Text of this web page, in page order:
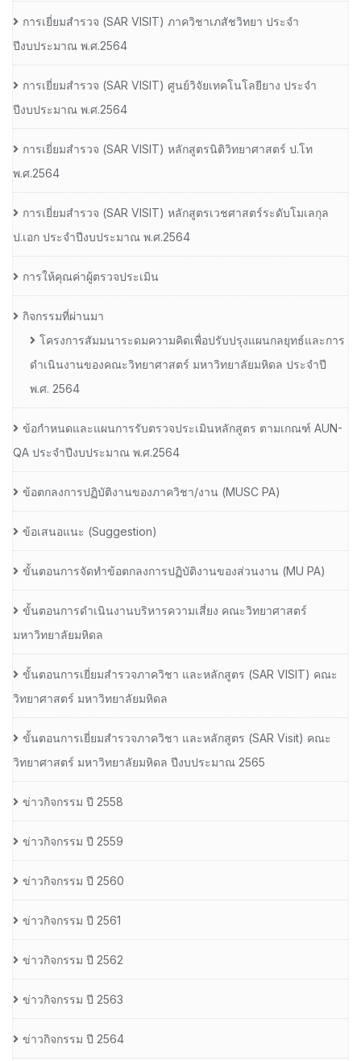
การเยี่ยมสํารวจ (SAR VISIT) ภาควิชาเภสัชวิทยา ประจํา
ปีงบประมาณ พ.ศ.2564
การเยี่ยมสํารวจ (SAR VISIT) ศูนย์วิจัยเทคโนโลยียาง ประจํา
ปีงบประมาณ พ.ศ.2564
การเยี่ยมสํารวจ (SAR VISIT) หลักสูตรนิติวิทยาศาสตร์ ป.โท
พ.ศ.2564
การเยี่ยมสํารวจ (SAR VISIT) หลักสูตรเวชศาสตร์ระดับโมเลกุล
ป.เอก ประจําปีงบประมาณ พ.ศ.2564
การให้คุณค่าผู้ตรวจประเมิน
กิจกรรมที่ผ่านมา
โครงการสัมมนาระดมความคิดเพื่อปรับปรุงแผนกลยุทธ์และการ
ดำเนินงานของคณะวิทยาศาสตร์ มหาวิทยาลัยมหิดล ประจำปี
พ.ศ. 2564
ข้อกำหนดและแผนการรับตรวจประเมินหลักสูตร ตามเกณฑ์ AUN-
QA ประจำปีงบประมาณ พ.ศ.2564
ข้อตกลงการปฏิบัติงานของภาควิชา/งาน (MUSC PA)
ข้อเสนอแนะ (Suggestion)
ขั้นตอนการจัดทำข้อตกลงการปฏิบัติงานของส่วนงาน (MU PA)
ขั้นตอนการดำเนินงานบริหารความเสี่ยง คณะวิทยาศาสตร์
มหาวิทยาลัยมหิดล
ขั้นตอนการเยี่ยมสำรวจภาควิชา และหลักสูตร (SAR VISIT) คณะ
วิทยาศาสตร์ มหาวิทยาลัยมหิดล
ขั้นตอนการเยี่ยมสำรวจภาควิชา และหลักสูตร (SAR Visit) คณะ
วิทยาศาสตร์ มหาวิทยาลัยมหิดล ปีงบประมาณ 2565
ข่าวกิจกรรม ปี 2558
ข่าวกิจกรรม ปี 2559
ข่าวกิจกรรม ปี 2560
ข่าวกิจกรรม ปี 2561
ข่าวกิจกรรม ปี 2562
ข่าวกิจกรรม ปี 2563
ข่าวกิจกรรม ปี 2564